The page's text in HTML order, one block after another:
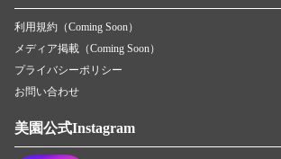
利用規約（Coming Soon）
メディア掲載（Coming Soon）
プライバシーポリシー
お問い合わせ
美園公式Instagram